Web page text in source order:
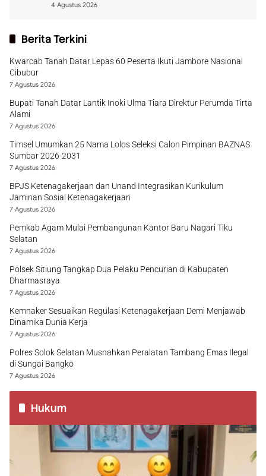
4 Agustus 2026
Berita Terkini
Kwarcab Tanah Datar Lepas 60 Peserta Ikuti Jambore Nasional
Cibubur
7 Agustus 2026
Bupati Tanah Datar Lantik Inoki Ulma Tiara Direktur Perumda Tirta
Alami
7 Agustus 2026
Timsel Umumkan 25 Nama Lolos Seleksi Calon Pimpinan BAZNAS
Sumbar 2026-2031
7 Agustus 2026
BPJS Ketenagakerjaan dan Unand Integrasikan Kurikulum
Jaminan Sosial Ketenagakerjaan
7 Agustus 2026
Pemkab Agam Mulai Pembangunan Kantor Baru Nagari Tiku
Selatan
7 Agustus 2026
Polsek Sitiung Tangkap Dua Pelaku Pencurian di Kabupaten
Dharmasraya
7 Agustus 2026
Kemnaker Sesuaikan Regulasi Ketenagakerjaan Demi Menjawab
Dinamika Dunia Kerja
7 Agustus 2026
Polres Solok Selatan Musnahkan Peralatan Tambang Emas Ilegal
di Sungai Bangko
7 Agustus 2026
Hukum